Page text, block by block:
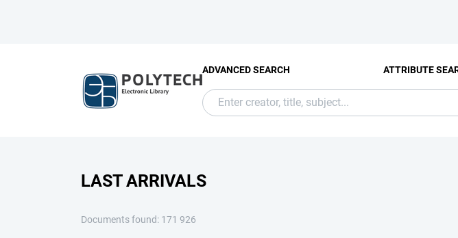
ADVANCED SEARCH ATTRIBUTE
LAST ARRIVALS
Documents found: 171 926